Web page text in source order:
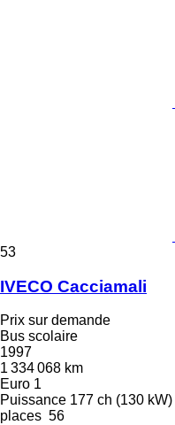
53
IVECO Cacciamali
Prix sur demande
Bus scolaire
1997
1 334 068 km
Euro 1
Puissance 177 ch (130 kW)
places 56